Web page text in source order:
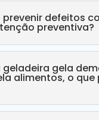
prevenir defeitos
preventiva?
geladeira gela
alimentos, o que